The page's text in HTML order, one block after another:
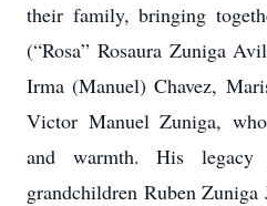
their family, bringing
(“Rosa” Rosaura Zuniga
Irma (Manuel) Chavez,
Victor Manuel Zuniga,
and warmth. His legacy
grandchildren Ruben Zuniga